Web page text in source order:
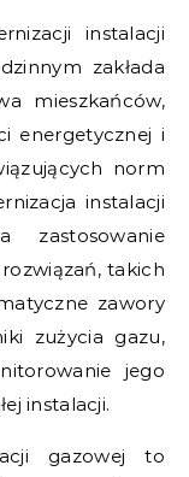
instalacji
zakłada
mieszkańców,
energetycznej i
norm
instalacji
zastosowanie
takich
zawory
zużycia gazu,
jego
instalacji.
gazowej to